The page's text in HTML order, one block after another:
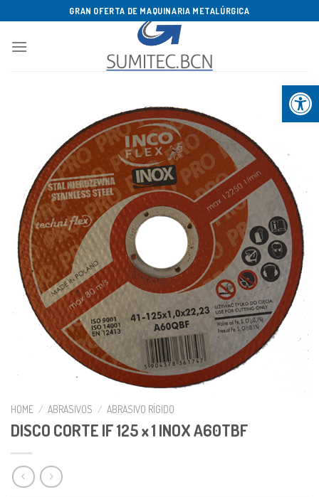
Abrir
al
contenido
GRAN OFERTA DE MAQUINARIA METALÚRGICA
HOME / ABRASIVOS / ABRASIVO RÍGIDO
DISCO CORTE IF 125 x 1 INOX A60TBF